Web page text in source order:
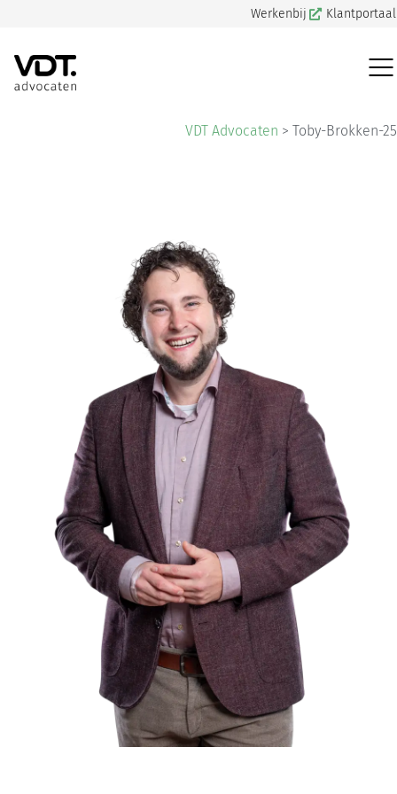
Werkenbij Klantportaal
VDT Advocaten > Toby-Brokken-25